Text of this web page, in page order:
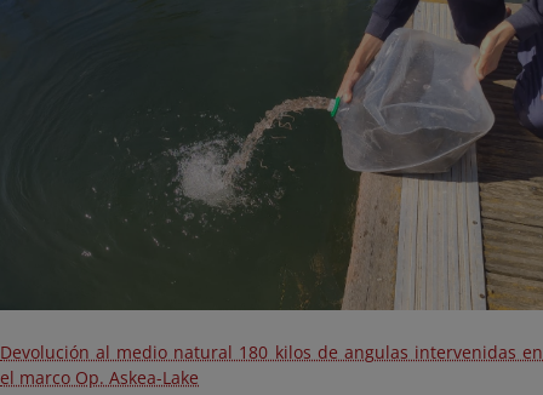
Devolución al medio natural 180 kilos de angulas intervenidas en
el marco Op. Askea-Lake